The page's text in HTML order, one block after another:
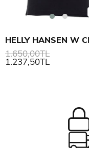
1.237,50TL
1.650,00TL